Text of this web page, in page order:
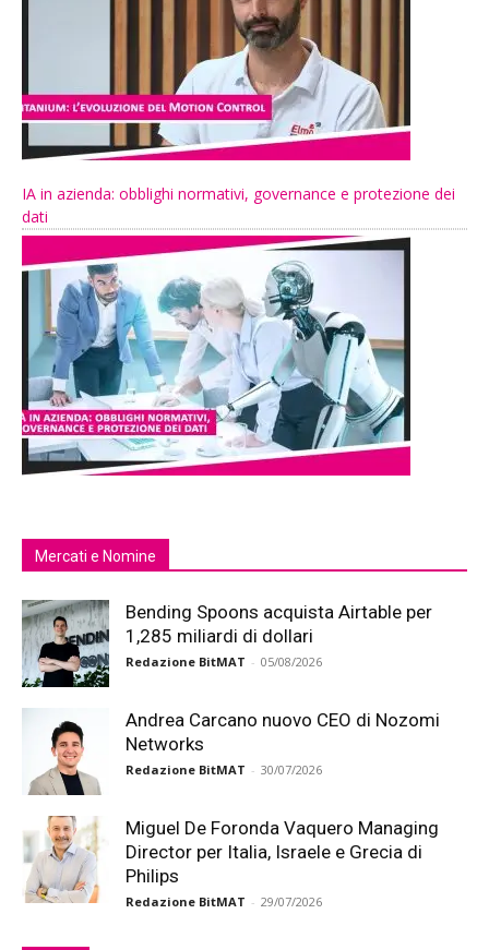
IA in azienda: obblighi normativi, governance e protezione dei
dati
Mercati e Nomine
Bending Spoons acquista Airtable per
1,285 miliardi di dollari
Redazione BitMAT - 05/08/2026
Andrea Carcano nuovo CEO di Nozomi
Networks
Redazione BitMAT - 30/07/2026
Miguel De Foronda Vaquero Managing
Director per Italia, Israele e Grecia di
Philips
Redazione BitMAT - 29/07/2026